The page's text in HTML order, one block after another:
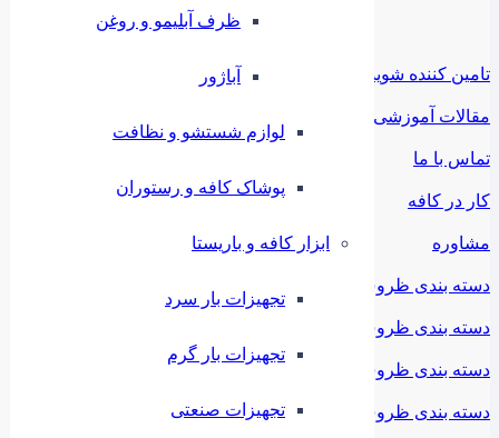
ظرف آبلیمو و روغن
آباژور
لوازم شستشو و نظافت
پوشاک کافه و رستوران
ابزار کافه و باریستا
تجهیزات بار سرد
تجهیزات بار گرم
تجهیزات صنعتی
تامین کننده شوید
مقالات آموزشی
تماس با ما
کار در کافه
مشاوره
دسته بندی ظروف ملامین
دسته بندی ظروف استیل
دسته بندی ظروف فلزی
دسته بندی ظروف چینی